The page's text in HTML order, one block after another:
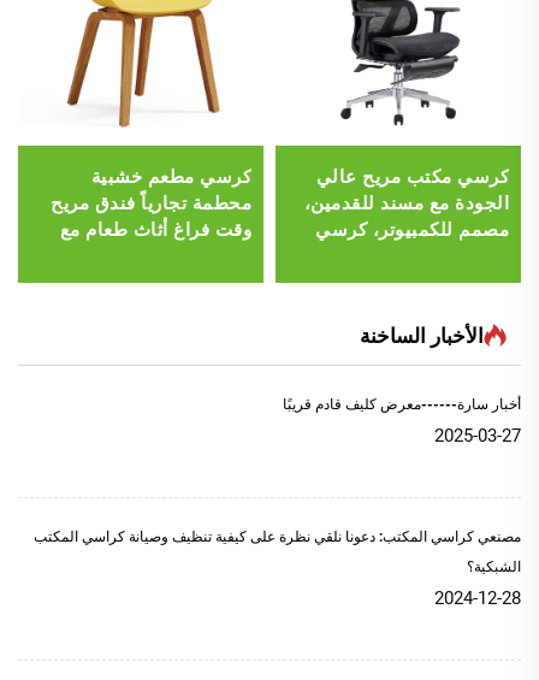
كرسي مكتب مريح عالي
الجودة مع مسند للقدمين،
مصمم للكمبيوتر، كرسي
مع مسند للقدمين
كرسي مطعم خشبية
محطمة تجارياً فندق مريح
وقت فراغ أثاث طعام مع
الأخبار الساخنة
أخبار سارة------معرض كليف قادم قريبًا
2025-03-27
مصنعي كراسي المكتب: دعونا نلقي نظرة على كيفية تنظيف وصيانة كراسي المكتب
الشبكية؟
2024-12-28